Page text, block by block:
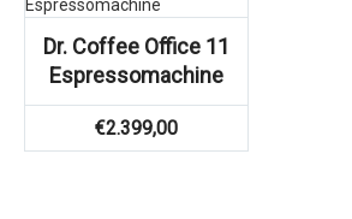
Dr. Coffee Office 11
Espressomachine
€2.399,00